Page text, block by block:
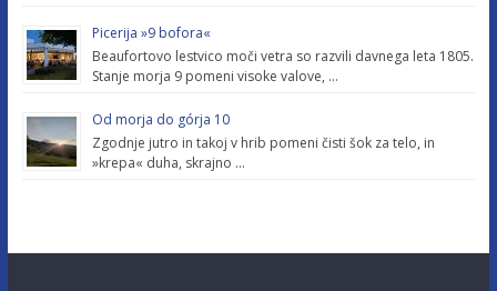
Picerija »9 bofora«
Beaufortovo lestvico moči vetra so razvili davnega leta 1805.
Stanje morja 9 pomeni visoke valove, …
Od morja do górja 10
Zgodnje jutro in takoj v hrib pomeni čisti šok za telo, in
»krepa« duha, skrajno …